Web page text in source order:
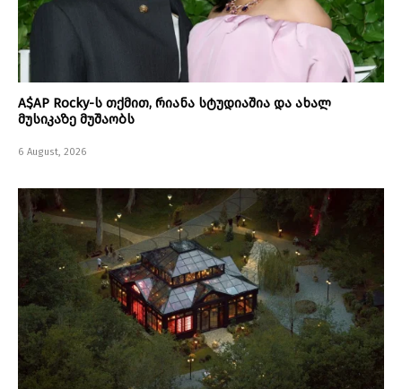
A$AP Rocky-ს თქმით, რიანა სტუდიაშია და ახალ
მუსიკაზე მუშაობს
6 August, 2026